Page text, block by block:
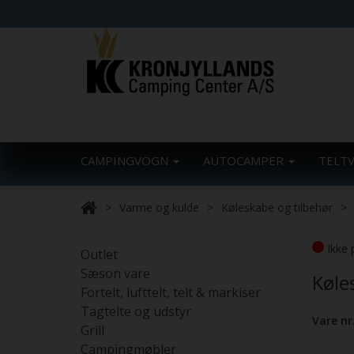
CAMPINGVOGN AUTOCAMPER
Varme og kulde Køleskabe og tilbehør
Outlet
Sæson vare
Fortelt, lufttelt, telt & markiser
Tagtelte og udstyr
Grill
Campingmøbler
Ikke
Vare